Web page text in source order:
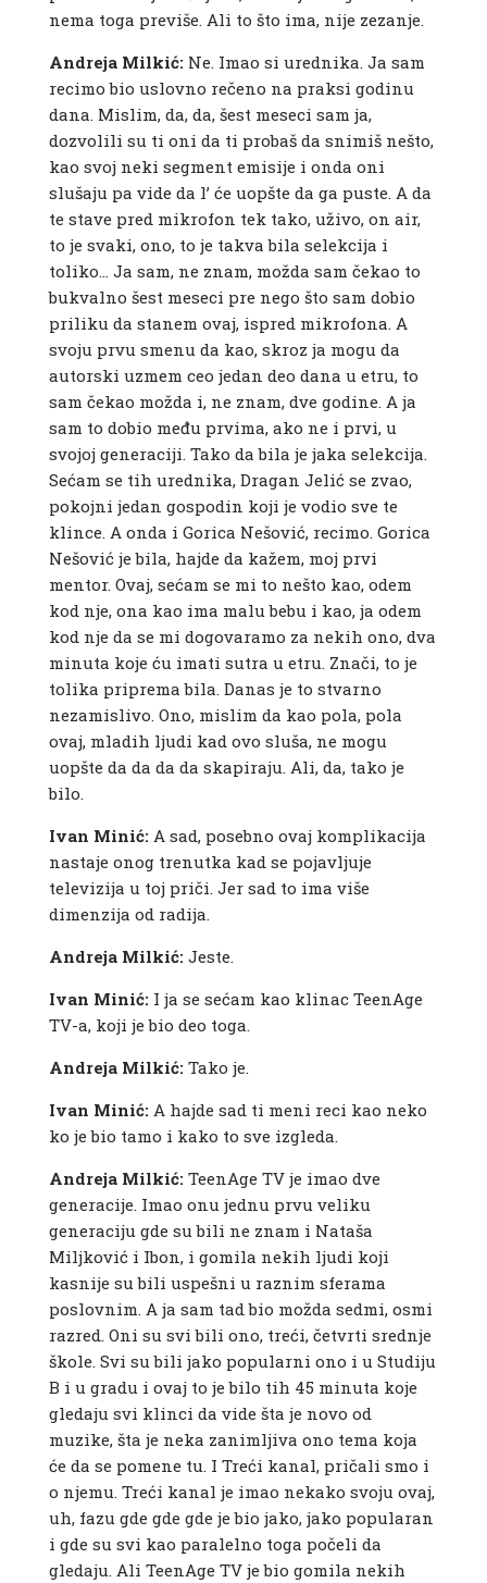
nema toga previše. Ali to što ima, nije zezanje.
Andreja Milkić: Ne. Imao si urednika. Ja sam
recimo bio uslovno rečeno na praksi godinu
dana. Mislim, da, da, šest meseci sam ja,
dozvolili su ti oni da ti probaš da snimiš nešto,
kao svoj neki segment emisije i onda oni
slušaju pa vide da l’ će uopšte da ga puste. A da
te stave pred mikrofon tek tako, uživo, on air,
to je svaki, ono, to je takva bila selekcija i
toliko… Ja sam, ne znam, možda sam čekao to
bukvalno šest meseci pre nego što sam dobio
priliku da stanem ovaj, ispred mikrofona. A
svoju prvu smenu da kao, skroz ja mogu da
autorski uzmem ceo jedan deo dana u etru, to
sam čekao možda i, ne znam, dve godine. A ja
sam to dobio među prvima, ako ne i prvi, u
svojoj generaciji. Tako da bila je jaka selekcija.
Sećam se tih urednika, Dragan Jelić se zvao,
pokojni jedan gospodin koji je vodio sve te
klince. A onda i Gorica Nešović, recimo. Gorica
Nešović je bila, hajde da kažem, moj prvi
mentor. Ovaj, sećam se mi to nešto kao, odem
kod nje, ona kao ima malu bebu i kao, ja odem
kod nje da se mi dogovaramo za nekih ono, dva
minuta koje ću imati sutra u etru. Znači, to je
tolika priprema bila. Danas je to stvarno
nezamislivo. Ono, mislim da kao pola, pola
ovaj, mladih ljudi kad ovo sluša, ne mogu
uopšte da da da da skapiraju. Ali, da, tako je
bilo.
Ivan Minić: A sad, posebno ovaj komplikacija
nastaje onog trenutka kad se pojavljuje
televizija u toj priči. Jer sad to ima više
dimenzija od radija.
Andreja Milkić: Jeste.
Ivan Minić: I ja se sećam kao klinac TeenAge
TV-a, koji je bio deo toga.
Andreja Milkić: Tako je.
Ivan Minić: A hajde sad ti meni reci kao neko
ko je bio tamo i kako to sve izgleda.
Andreja Milkić: TeenAge TV je imao dve
generacije. Imao onu jednu prvu veliku
generaciju gde su bili ne znam i Nataša
Miljković i Ibon, i gomila nekih ljudi koji
kasnije su bili uspešni u raznim sferama
poslovnim. A ja sam tad bio možda sedmi, osmi
razred. Oni su svi bili ono, treći, četvrti srednje
škole. Svi su bili jako popularni ono i u Studiju
B i u gradu i ovaj to je bilo tih 45 minuta koje
gledaju svi klinci da vide šta je novo od
muzike, šta je neka zanimljiva ono tema koja
će da se pomene tu. I Treći kanal, pričali smo i
o njemu. Treći kanal je imao nekako svoju ovaj,
uh, fazu gde gde gde je bio jako, jako popularan
i gde su svi kao paralelno toga počeli da
gledaju. Ali TeenAge TV je bio gomila nekih